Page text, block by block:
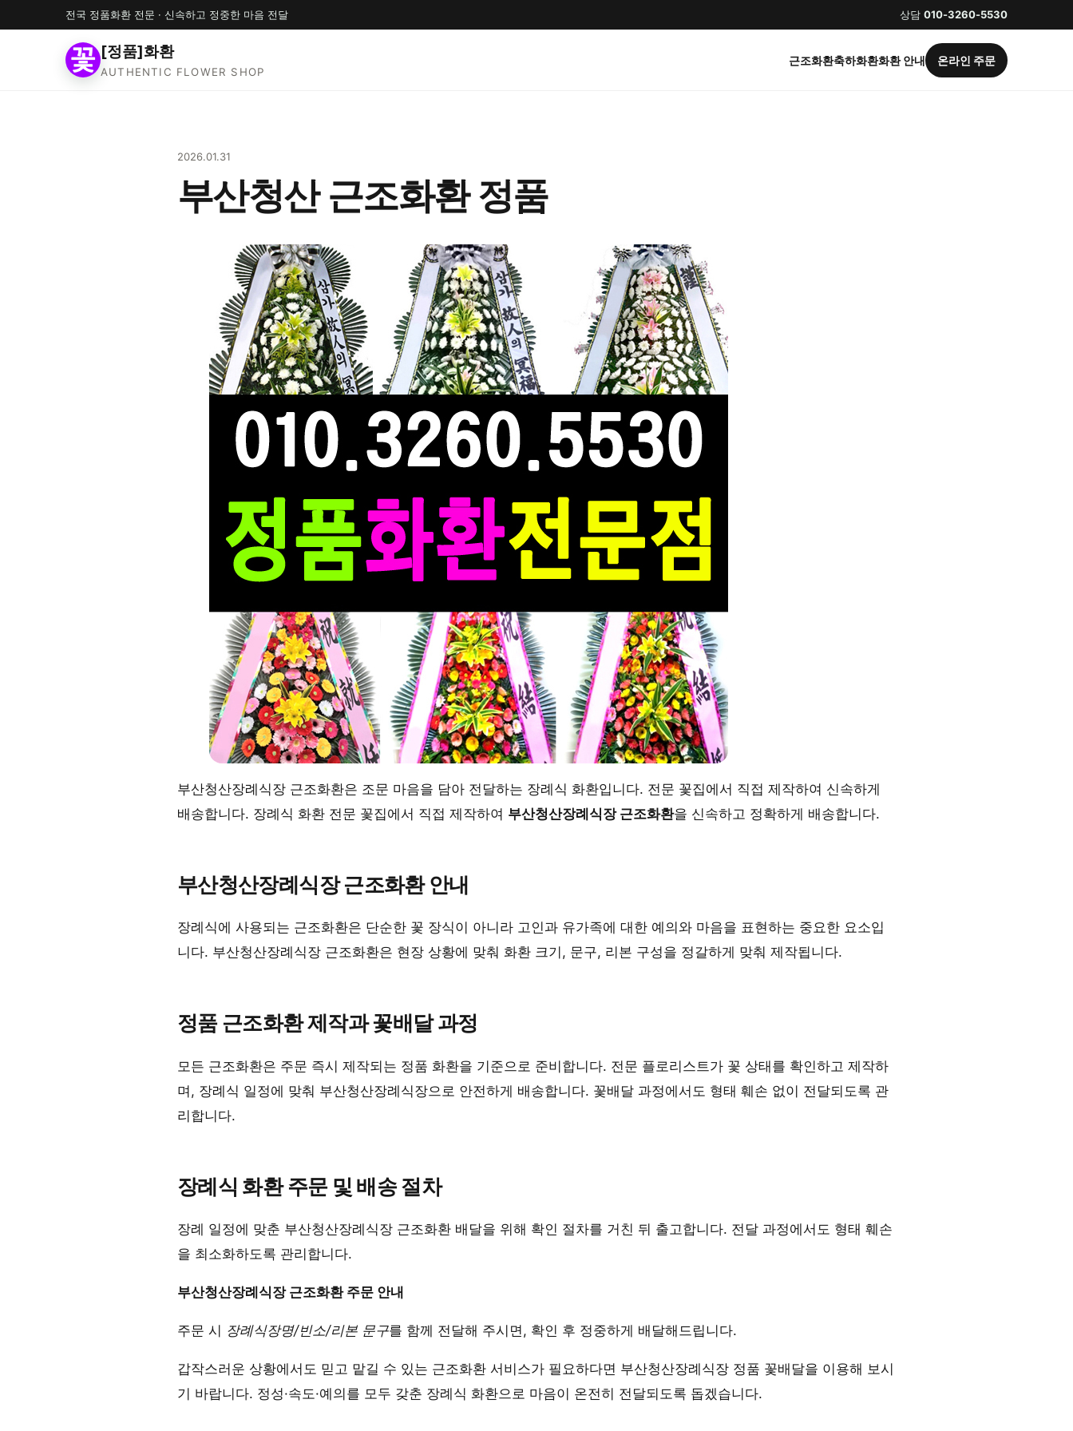
전국 정품화환 전문 · 신속하고 정중한 마음 전달 상담 010-3260-5530
[정품]화환
AUTHENTIC FLOWER SHOP
근조화환축하화환화환 안내 온라인 주문
2026.01.31
부산청산 근조화환 정품
부산청산장례식장 근조화환은 조문 마음을 담아 전달하는 장례식 화환입니다. 전문 꽃집에서 직접 제작하여 신속하게
배송합니다. 장례식 화환 전문 꽃집에서 직접 제작하여 부산청산장례식장 근조화환을 신속하고 정확하게 배송합니다.
부산청산장례식장 근조화환 안내
장례식에 사용되는 근조화환은 단순한 꽃 장식이 아니라 고인과 유가족에 대한 예의와 마음을 표현하는 중요한 요소입
니다. 부산청산장례식장 근조화환은 현장 상황에 맞춰 화환 크기, 문구, 리본 구성을 정갈하게 맞춰 제작됩니다.
정품 근조화환 제작과 꽃배달 과정
모든 근조화환은 주문 즉시 제작되는 정품 화환을 기준으로 준비합니다. 전문 플로리스트가 꽃 상태를 확인하고 제작하
며, 장례식 일정에 맞춰 부산청산장례식장으로 안전하게 배송합니다. 꽃배달 과정에서도 형태 훼손 없이 전달되도록 관
리합니다.
장례식 화환 주문 및 배송 절차
장례 일정에 맞춘 부산청산장례식장 근조화환 배달을 위해 확인 절차를 거친 뒤 출고합니다. 전달 과정에서도 형태 훼손
을 최소화하도록 관리합니다.
부산청산장례식장 근조화환 주문 안내
주문 시 장례식장명/빈소/리본 문구를 함께 전달해 주시면, 확인 후 정중하게 배달해드립니다.
갑작스러운 상황에서도 믿고 맡길 수 있는 근조화환 서비스가 필요하다면 부산청산장례식장 정품 꽃배달을 이용해 보시
기 바랍니다. 정성·속도·예의를 모두 갖춘 장례식 화환으로 마음이 온전히 전달되도록 돕겠습니다.